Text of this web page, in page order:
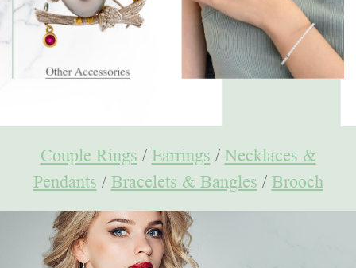
Couple Rings / Earrings / Necklaces &
Pendants / Bracelets & Bangles / Brooch